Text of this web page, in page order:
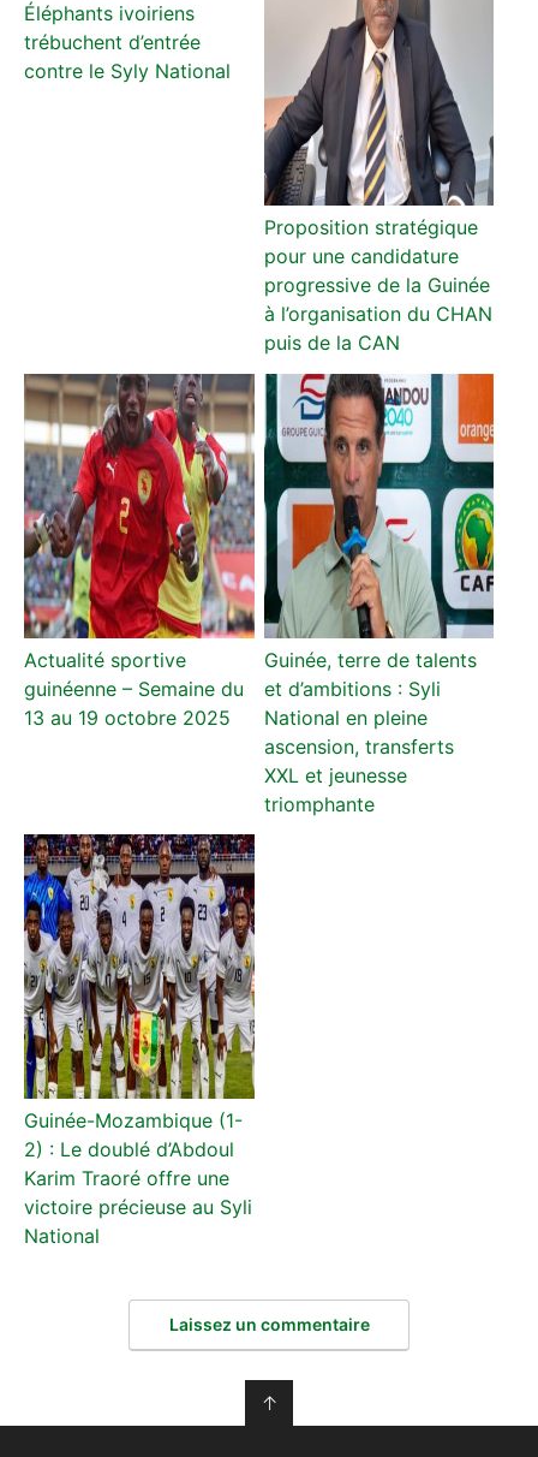
Éléphants ivoiriens
trébuchent d’entrée
contre le Syly National
Proposition stratégique
pour une candidature
progressive de la Guinée
à l’organisation du CHAN
puis de la CAN
Actualité sportive
guinéenne – Semaine du
13 au 19 octobre 2025
Guinée, terre de talents
et d’ambitions : Syli
National en pleine
ascension, transferts
XXL et jeunesse
triomphante
Guinée-Mozambique (1-
2) : Le doublé d’Abdoul
Karim Traoré offre une
victoire précieuse au Syli
National
Laissez un commentaire
↑